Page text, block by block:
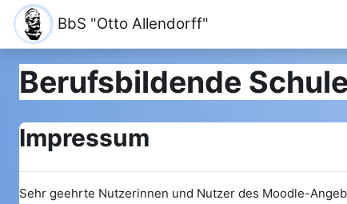
Zum Hauptinhalt
BbS "Otto Allendorff"
Berufsbildende
Impressum
Sehr geehrte Nutzerinnen und Nutzer des Moodle-